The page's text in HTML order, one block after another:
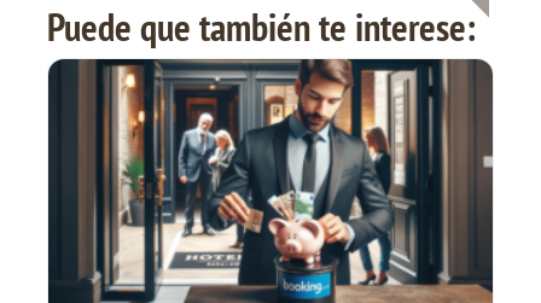
Puede que también te interese: